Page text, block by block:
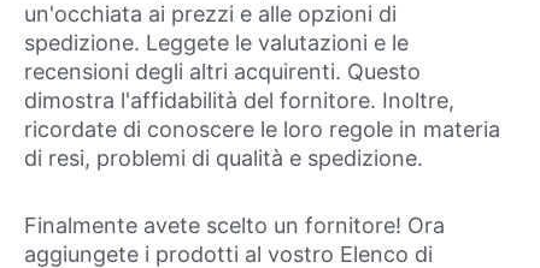
un'occhiata ai prezzi e alle opzioni di
spedizione. Leggete le valutazioni e le
recensioni degli altri acquirenti. Questo
dimostra l'affidabilità del fornitore. Inoltre,
ricordate di conoscere le loro regole in materia
di resi, problemi di qualità e spedizione.
Finalmente avete scelto un fornitore! Ora
aggiungete i prodotti al vostro Elenco di